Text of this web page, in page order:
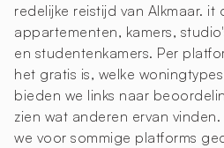
redelijke reistijd van Alkmaar. it
appartementen, kamers,
en studentenkamers. Per
het gratis is, welke
bieden we links naar
zien wat anderen ervan
we voor sommige platforms